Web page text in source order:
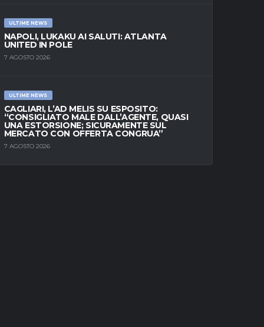
ULTIME NEWS
NAPOLI, LUKAKU AI SALUTI: ATLANTA
UNITED IN POLE
7 AGOSTO 2026
ULTIME NEWS
CAGLIARI, L’AD MELIS SU ESPOSITO:
“CONSIGLIATO MALE DALL’AGENTE, QUASI
UNA ESTORSIONE; SICURAMENTE SUL
MERCATO CON OFFERTA CONGRUA”
7 AGOSTO 2026